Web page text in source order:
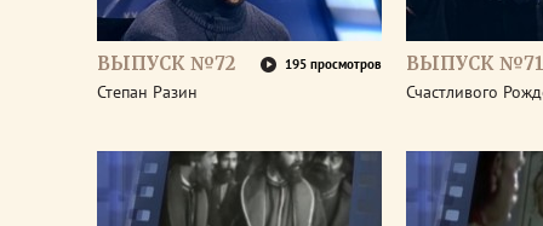
ВЫПУСК №72 195 просмотров
Степан Разин
ВЫПУСК №71
Счастливого